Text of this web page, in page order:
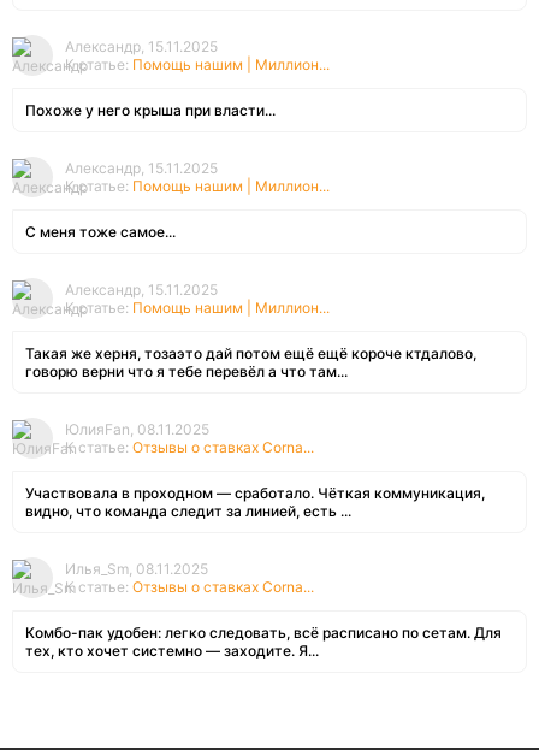
Александр, 15.11.2025
К статье: Помощь нашим | Миллион...
Похоже у него крыша при власти...
Александр, 15.11.2025
К статье: Помощь нашим | Миллион...
С меня тоже самое...
Александр, 15.11.2025
К статье: Помощь нашим | Миллион...
Такая же херня, тозаэто дай потом ещё ещё короче ктдалово,
говорю верни что я тебе перевёл а что там...
ЮлияFan, 08.11.2025
К статье: Отзывы о ставках Corna...
Участвовала в проходном — сработало. Чёткая коммуникация,
видно, что команда следит за линией, есть ...
Илья_Sm, 08.11.2025
К статье: Отзывы о ставках Corna...
Комбо-пак удобен: легко следовать, всё расписано по сетам. Для
тех, кто хочет системно — заходите. Я...